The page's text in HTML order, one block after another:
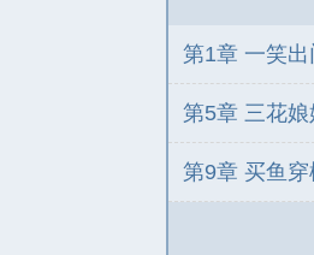
第1章 一笑
第5章 三花娘
第9章 买鱼